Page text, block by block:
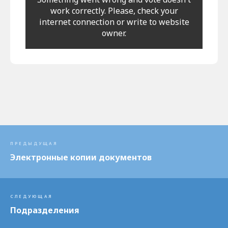
work correctly. Please, check your
internet connection or write to website
owner.
ПРЕДЫДУЩАЯ
Электронные копии документов
СЛЕДУЮЩАЯ
Подразделения